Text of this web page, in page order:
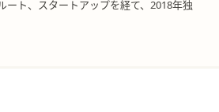
ート、スタートアップを経て、2018年独